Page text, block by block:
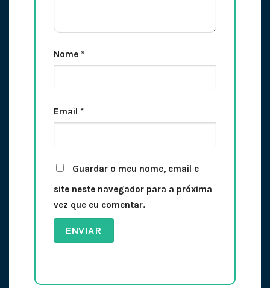
Nome *
Email *
Guardar o meu nome, email e
site neste navegador para a próxima
vez que eu comentar.